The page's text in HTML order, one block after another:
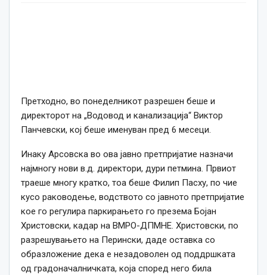
Претходно, во понеделникот разрешен беше и
директорот на „Водовод и канализација“ Виктор
Панчевски, кој беше именуван пред 6 месеци.
Инаку Арсовска во ова јавно претпријатие назначи
најмногу нови в.д. директори, дури петмина. Првиот
траеше многу кратко, тоа беше Филип Пасху, по чие
кусо раководење, водството со јавното претпријатие
кое го регулира паркирањето го презема Бојан
Христовски, кадар на ВМРО-ДПМНЕ. Христовски, по
разрешувањето на Перински, даде оставка со
образложение дека е незадоволен од поддршката
од градоначалничката, која според него била